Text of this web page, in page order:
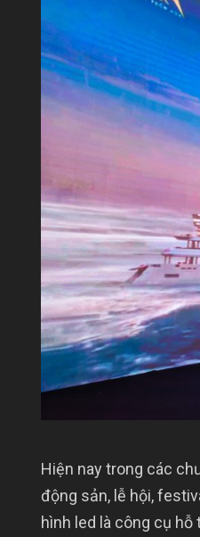
Hiện nay trong các
động sản, lễ hội,
hình led là công cụ